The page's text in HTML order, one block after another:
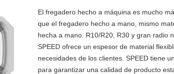
El fregadero hecho a máquina es mucho
que el fregadero hecho a mano, mismo
hecha a mano. R10/R20, R30 y gran radio
SPEED ofrece un espesor de material
necesidades de los clientes. SPEED tiene
para garantizar una calidad de producto